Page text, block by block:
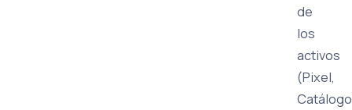
de
los
activos
(Pixel,